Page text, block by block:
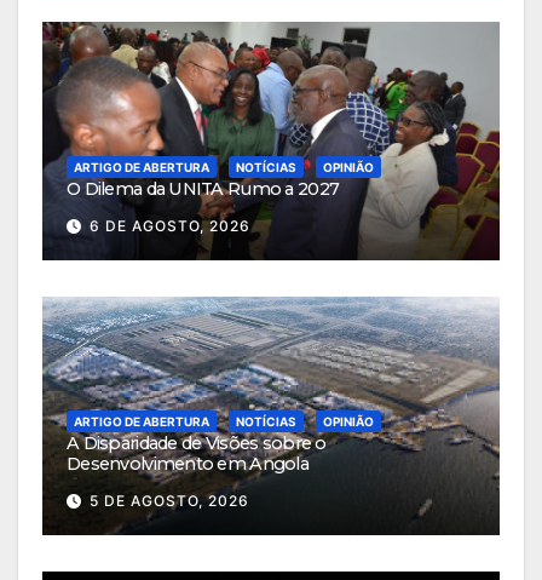
ARTIGO DE ABERTURA NOTÍCIAS OPINIÃO
O Dilema da UNITA Rumo a 2027
6 DE AGOSTO, 2026
ARTIGO DE ABERTURA NOTÍCIAS OPINIÃO
A Disparidade de Visões sobre o
Desenvolvimento em Angola
5 DE AGOSTO, 2026